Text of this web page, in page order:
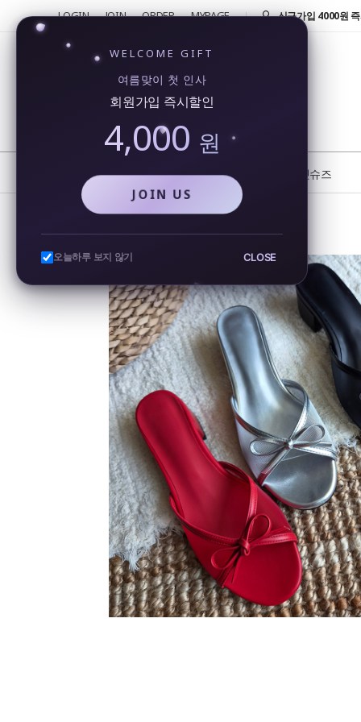
LOGIN JOIN ORDER MYPAGE
반품 및 교환 신청
반품 및 교환 신청
NEW BEST 플랫슈즈
리본 슬리퍼힐 3cm 미들굽 시스루 망사 발편한 쿠션 여름 샌들
WELCOME GIFT
여름맞이 첫 인사
회원가입 즉시할인
4,000 원
JOIN US
오늘하루 보지 않기 CLOSE